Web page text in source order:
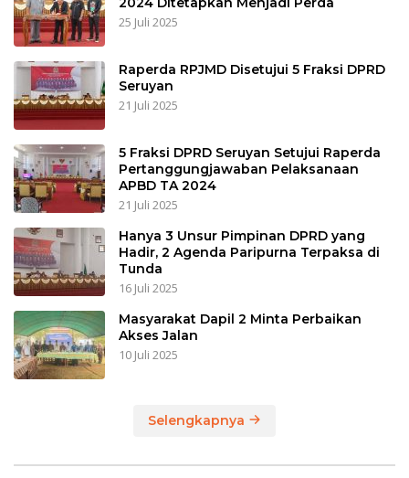
25 Juli 2025
Raperda RPJMD Disetujui 5 Fraksi DPRD
Seruyan
21 Juli 2025
5 Fraksi DPRD Seruyan Setujui Raperda
Pertanggungjawaban Pelaksanaan
APBD TA 2024
21 Juli 2025
Hanya 3 Unsur Pimpinan DPRD yang
Hadir, 2 Agenda Paripurna Terpaksa di
Tunda
16 Juli 2025
Masyarakat Dapil 2 Minta Perbaikan
Akses Jalan
10 Juli 2025
Selengkapnya